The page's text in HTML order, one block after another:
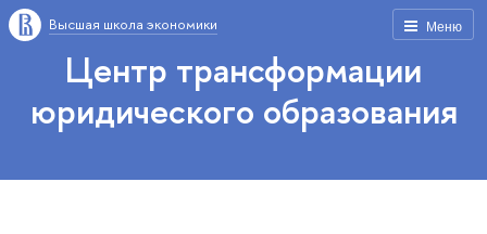
Меню
Высшая школа экономики
Центр трансформации
юридического образования